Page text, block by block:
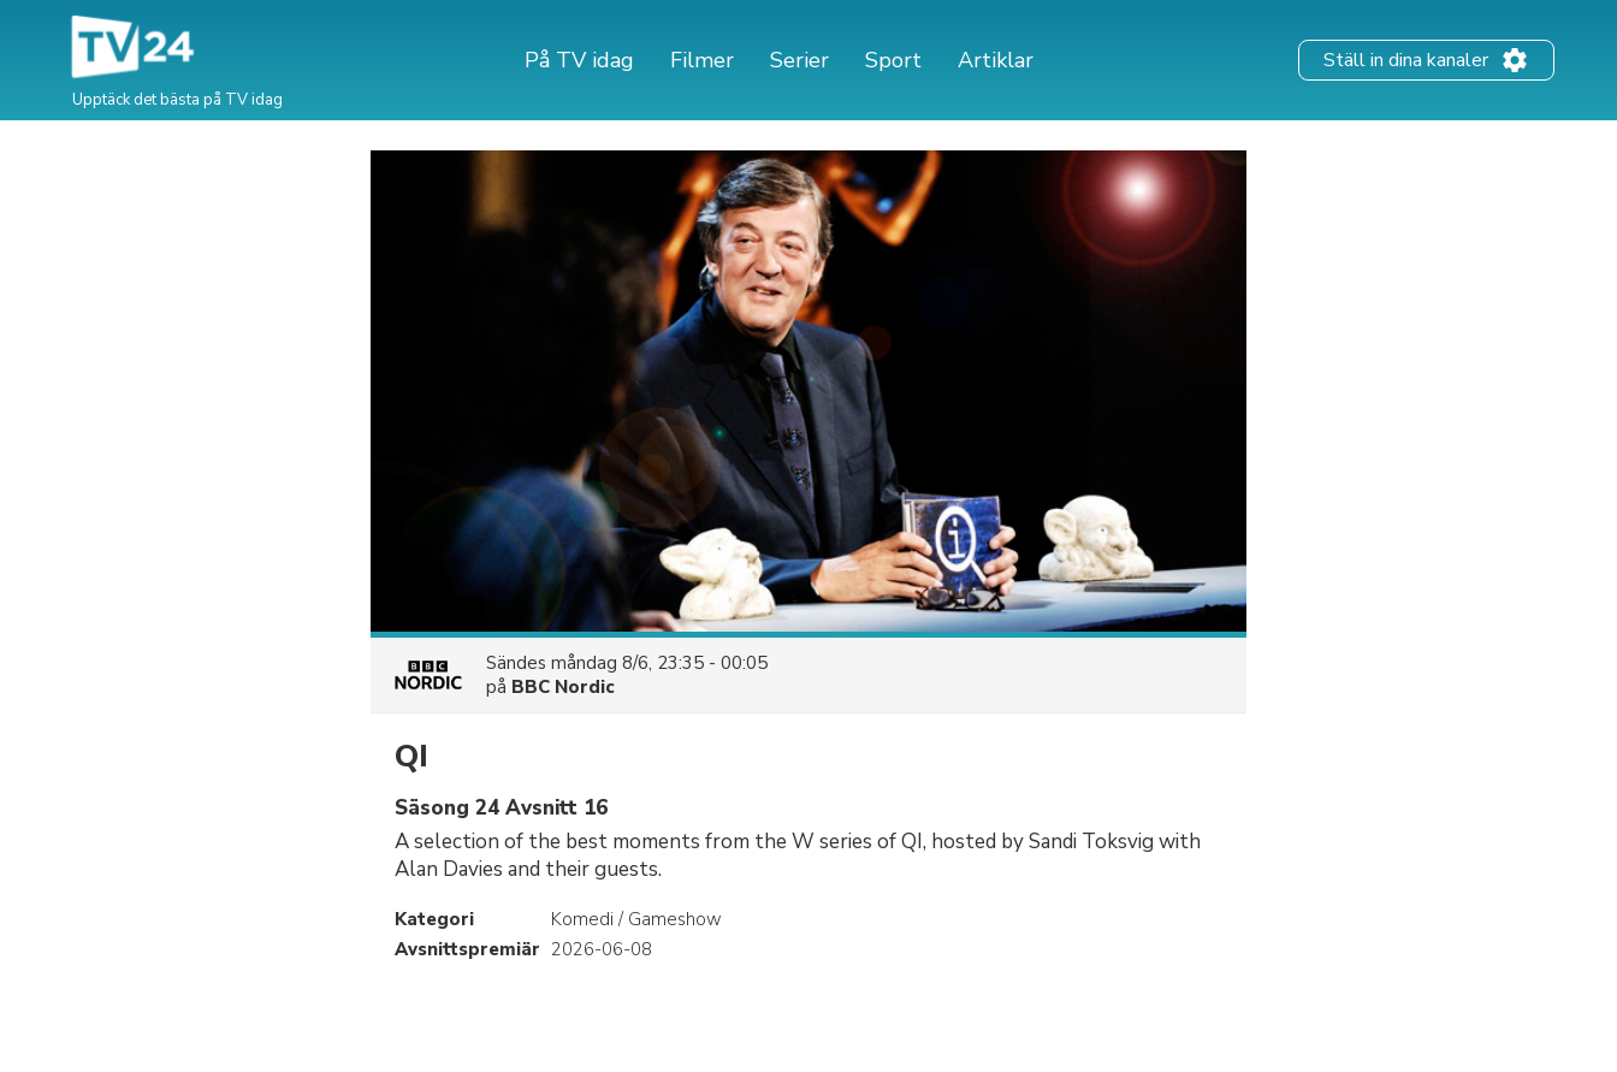
Upptäck det bästa på TV idag
På TV idag Filmer Serier Sport Artiklar Ställ in dina kanaler
Sändes måndag 8/6, 23:35 - 00:05
på BBC Nordic
QI
Säsong 24 Avsnitt 16
A selection of the best moments from the W series of QI, hosted by Sandi Toksvig with
Alan Davies and their guests.
Kategori
Komedi / Gameshow
Avsnittspremiär 2026-06-08